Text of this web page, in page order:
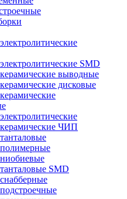
SMD
выводные
дисковые
ЧИП
SMD